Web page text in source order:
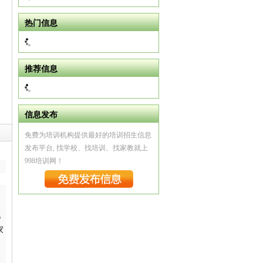
热门信息
推荐信息
信息发布
免费为培训机构提供最好的培训招生信息
发布平台, 找学校、找培训、找家教就上
998培训网！